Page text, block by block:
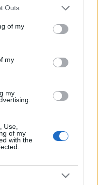
one or more Google
You may click to
its third-party tags to
in below Google
Outs
of my
my
my
Use,
of my
with the
andando nella
reale?
telegram di